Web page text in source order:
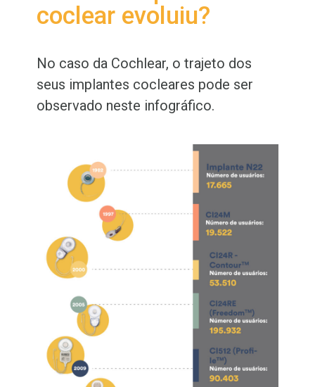
coclear evoluiu?
No caso da Cochlear, o trajeto dos
seus implantes cocleares pode ser
observado neste infográfico.